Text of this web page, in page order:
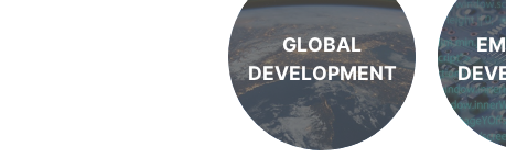
GLOBAL
DEVELOPMENT